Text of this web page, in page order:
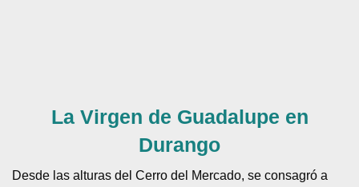
La Virgen de Guadalupe en
Durango
Desde las alturas del Cerro del Mercado, se consagró a